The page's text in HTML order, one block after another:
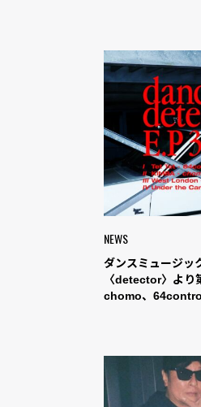
NEWS
ダンスミュージッ
〈detector〉よ
chomo、